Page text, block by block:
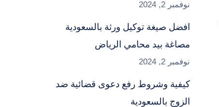
نوفمبر 2, 2024
افضل صيغة توكيل ورثة بالسعودية
مصاغة بيد محامي الرياض
نوفمبر 2, 2024
كيفية وشروط رفع دعوى قضائية ضد
الزوج بالسعودية